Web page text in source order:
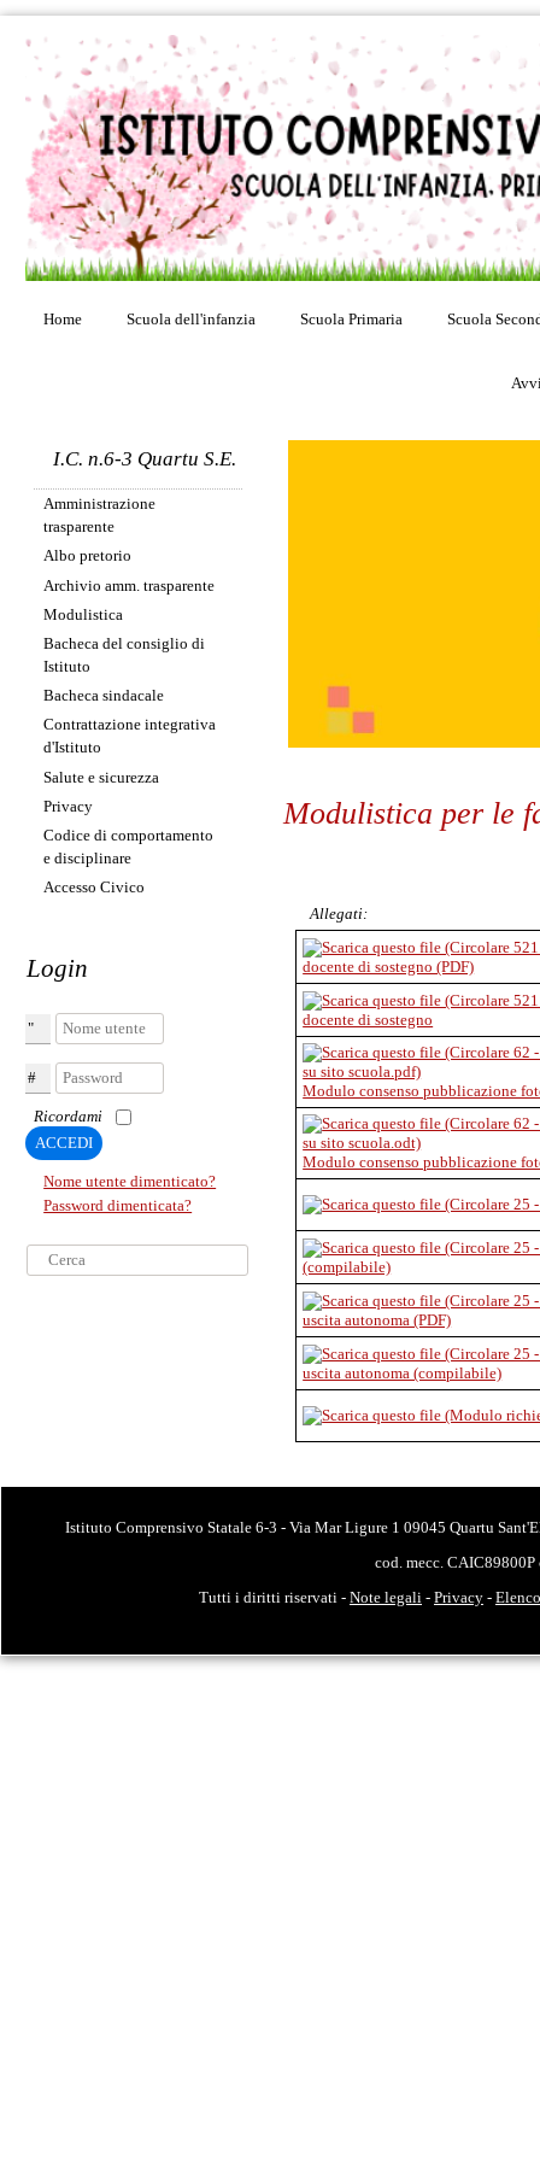
Home Scuola dell'infanzia Scuola Primaria Scuola
I.C. n.6-3 Quartu S.E.
Amministrazione
trasparente
Albo pretorio
Archivio amm. trasparente
Modulistica
Bacheca del consiglio di
Istituto
Bacheca sindacale
Contrattazione integrativa
d'Istituto
Salute e sicurezza
Privacy
Codice di comportamento
e disciplinare
Accesso Civico
Login
Nome utente
Password
Ricordami
ACCEDI
Nome utente dimenticato?
Password dimenticata?
Cerca...
Modulistica per le
Allegati:
docente di sostegno (PDF)
docente di sostegno
Modulo consenso pubblicazione
Modulo consenso pubblicazione
(compilabile)
uscita autonoma (PDF)
uscita autonoma (compilabile)
Istituto Comprensivo Statale 6-3 - Via Mar Ligure 1 09045 Quartu
cod. mecc.
Tutti i diritti riservati - Note legali - Privacy -